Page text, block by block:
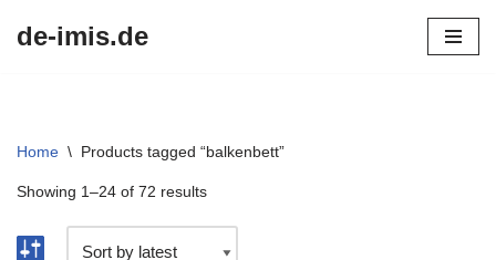
de-imis.de
Home \ Products tagged “balkenbett”
Showing 1–24 of 72 results